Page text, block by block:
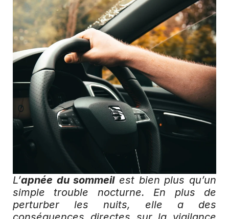
L’apnée du sommeil est bien plus qu’un
simple trouble nocturne. En plus de
perturber les nuits, elle a des